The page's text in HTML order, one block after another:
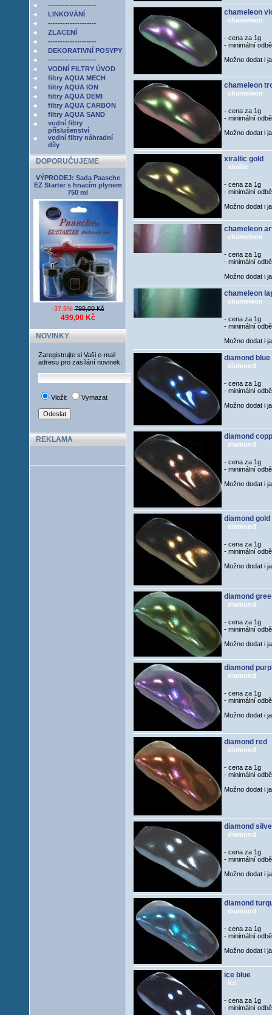
--------------------
LINKOVÁNÍ
--------------------
ZLACENÍ
--------------------
DEKORATIVNÍ POSYPY
--------------------
VODNÍ FILTRY ÚVOD
filtry AQUA MECH
filtry AQUA ION
filtry AQUA DEMI
filtry AQUA CARBON
filtry AQUA SAND
vodní filtry
příslušenství
vodní filtry náhradní
díly
DOPORUČUJEME
VÝPRODEJ: Sada Paasche
EZ Starter s hnacím plynem
750 ml
-37.5%799,00 Kč
499,00 Kč
NOVINKY
Zaregistrujte si Vaši e-mail
adresu pro zasílání novinek.
Vložit Vymazat
REKLAMA
chameleon
chameleon
- cena za 1g
- minimální
Možno dodat i
chameleon
chameleon
- cena za 1g
- minimální
Možno dodat i
xirallic gold
xirallic
- cena za 1g
- minimální
Možno dodat i
chameleon
chameleon
- cena za 1g
- minimální
Možno dodat i
chameleon
chameleon
- cena za 1g
- minimální
Možno dodat i
diamond blue
diamond
- cena za 1g
- minimální
Možno dodat i
diamond
diamond
- cena za 1g
- minimální
Možno dodat i
diamond gold
diamond
- cena za 1g
- minimální
Možno dodat i
diamond
diamond
- cena za 1g
- minimální
Možno dodat i
diamond
diamond
- cena za 1g
- minimální
Možno dodat i
diamond red
diamond
- cena za 1g
- minimální
Možno dodat i
diamond
diamond
- cena za 1g
- minimální
Možno dodat i
diamond
diamond
- cena za 1g
- minimální
Možno dodat i
ice blue
ice
- cena za 1g
- minimální